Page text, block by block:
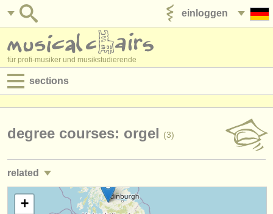
einloggen
für profi-musiker und musikstudierende
sections
jobs - verwaltung
degree courses
degree courses: orgel (3)
related
jobs - aufführung: klavier (4)
+